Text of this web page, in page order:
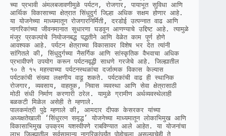
च्या प्रभावी अंमलबजावणीमुळे पर्यटन, रोजगार, पायाभूत सुविधा आणि
आर्थिक विकासाच्या क्षेत्रात सिंधुदुर्ग जिल्हा अधिक सक्षम होणार आहे.
या योजनेच्या माध्यमातून रोजगारनिर्मिती, दरडोई उत्पन्नात वाढ आणि
नागरिकांच्या जीवनमानात सुधारणा घडवून आणण्याचे उद्दिष्ट आहे. त्यामुळे
मंजूर प्रकल्पांचे नियोजनबद्ध पद्धतीने आणि वेळेत काम पूर्ण होणे
आवश्यक आहे. पर्यटन क्षेत्राच्या विकासावर विशेष भर देत त्यांनी
सांगितले की, सिंधुदुर्गच्या नैसर्गिक आणि सांस्कृतिक वैभवाचा अधिक
प्रभावीपणे उपयोग करून पर्यटनवृद्धी साधणे गरजेचे आहे. जिल्ह्यातील
१० ते १५ महत्त्वाच्या पर्यटनस्थळांचा दर्जात्मक विकास केल्यास
पर्यटकांची संख्या लक्षणीय वाढू शकते. पर्यटकांची वाढ ही स्थानिक
रोजगार, व्यवसाय, वाहतूक, निवास व्यवस्था आणि सेवा क्षेत्रासाठी
मोठी संधी निर्माण करणारी ठरेल. यामुळे ग्रामीण अर्थव्यवस्थेलाही
बळकटी मिळेल असेही ते म्हणाले.
पालकमंत्री पुढे म्हणाले की, आमदार दीपक केसरकर यांच्या
अध्यक्षतेखाली ‘सिंधुरत्न समृद्ध’ योजनेच्या माध्यमातून लोकाभिमुख आणि
विकासाभिमुख उपक्रम यशस्वीपणे राबविण्यात आले आहेत. या योजनांचा
लाभ जिल्ह्यातील सर्वसामान्य नागरिकांपर्यंत पोहोचला असल्याचेही ते